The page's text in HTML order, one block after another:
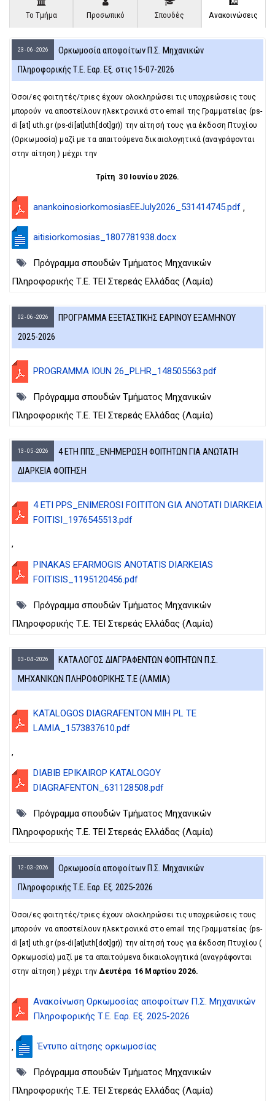
O
N
T
R
I
G
G
E
R
W
T
R
I
G
G
E
R
O
N
T
I
G
E
R
Το Τμήμα Προσωπικό Σπουδές Ανακοινώσεις
23 - 06 - 2026
Ορκωμοσία αποφοίτων Π.Σ. Μηχανικών
Πληροφορικής Τ.Ε. Εαρ. Εξ. στις 15-07-2026
Όσοι/ες φοιτητές/τριες έχουν ολοκληρώσει τις υποχρεώσεις τους
μπορούν να αποστείλουν ηλεκτρονικά στο email της Γραμματείας (ps-
di [at] uth.gr(ps-di[at]uth[dot]gr)) την αίτησή τους για έκδοση Πτυχίου
(Ορκωμοσία) μαζί με τα απαιτούμενα δικαιολογητικά (αναγράφονται
στην αίτηση ) μέχρι την
Τρίτη 30 Ιουνίου 2026.
anankoinosiorkomosiasEEJuly2026_531414745.pdf ,
aitisiorkomosias_1807781938.docx
Πρόγραμμα σπουδών Τμήματος Μηχανικών
Πληροφορικής Τ.Ε. ΤΕΙ Στερεάς Ελλάδας (Λαμία)
02 - 06 - 2026
ΠΡΟΓΡΑΜΜΑ ΕΞΕΤΑΣΤΙΚΗΣ ΕΑΡΙΝΟΥ ΕΞΑΜΗΝΟΥ
2025-2026
PROGRAMMA IOUN 26_PLHR_148505563.pdf
Πρόγραμμα σπουδών Τμήματος Μηχανικών
Πληροφορικής Τ.Ε. ΤΕΙ Στερεάς Ελλάδας (Λαμία)
13 - 05 - 2026
4 ΕΤΗ ΠΠΣ_ΕΝΗΜΕΡΩΣΗ ΦΟΙΤΗΤΩΝ ΓΙΑ ΑΝΩΤΑΤΗ
ΔΙΑΡΚΕΙΑ ΦΟΙΤΗΣΗ
4 ETI PPS_ENIMEROSI FOITITON GIA ANOTATI DIARKEIA
FOITISI_1976545513.pdf
,
PINAKAS EFARMOGIS ANOTATIS DIARKEIAS
FOITISIS_1195120456.pdf
Πρόγραμμα σπουδών Τμήματος Μηχανικών
Πληροφορικής Τ.Ε. ΤΕΙ Στερεάς Ελλάδας (Λαμία)
03 - 04 - 2026
ΚΑΤΑΛΟΓΟΣ ΔΙΑΓΡΑΦΕΝΤΩΝ ΦΟΙΤΗΤΩΝ Π.Σ.
ΜΗΧΑΝΙΚΩΝ ΠΛΗΡΟΦΟΡΙΚΗΣ Τ.Ε (ΛΑΜΙΑ)
KATALOGOS DIAGRAFENTON MIH PL TE
LAMIA_1573837610.pdf
,
DIABIB EPIKAIROP KATALOGOY
DIAGRAFENTON_631128508.pdf
Πρόγραμμα σπουδών Τμήματος Μηχανικών
Πληροφορικής Τ.Ε. ΤΕΙ Στερεάς Ελλάδας (Λαμία)
12 - 03 - 2026
Ορκωμοσία αποφοίτων Π.Σ. Μηχανικών
Πληροφορικής Τ.Ε. Εαρ. Εξ. 2025-2026
Όσοι/ες φοιτητές/τριες έχουν ολοκληρώσει τις υποχρεώσεις τους
μπορούν να αποστείλουν ηλεκτρονικά στο email της Γραμματείας (ps-
di [at] uth.gr(ps-di[at]uth[dot]gr)) την αίτησή τους για έκδοση Πτυχίου (
Ορκωμοσία) μαζί με τα απαιτούμενα δικαιολογητικά (αναγράφονται
στην αίτηση ) μέχρι την Δευτέρα 16 Μαρτίου 2026.
Ανακοίνωση Ορκωμοσίας αποφοίτων Π.Σ. Μηχανικών
Πληροφορικής Τ.Ε. Εαρ. Εξ. 2025-2026
, Έντυπο αίτησης ορκωμοσίας
Πρόγραμμα σπουδών Τμήματος Μηχανικών
Πληροφορικής Τ.Ε. ΤΕΙ Στερεάς Ελλάδας (Λαμία)